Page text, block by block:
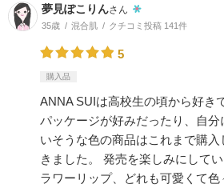
夢見ぽこりんさん
35歳 混合肌 クチコミ投稿 141件
5
購入品
ANNA SUIは高校生の頃から好きで
パッケージが好みだったり、自分
いそうな色の商品はこれまで購入
きました。 発売を楽しみにして
ラワーリップ、どれも可愛くて